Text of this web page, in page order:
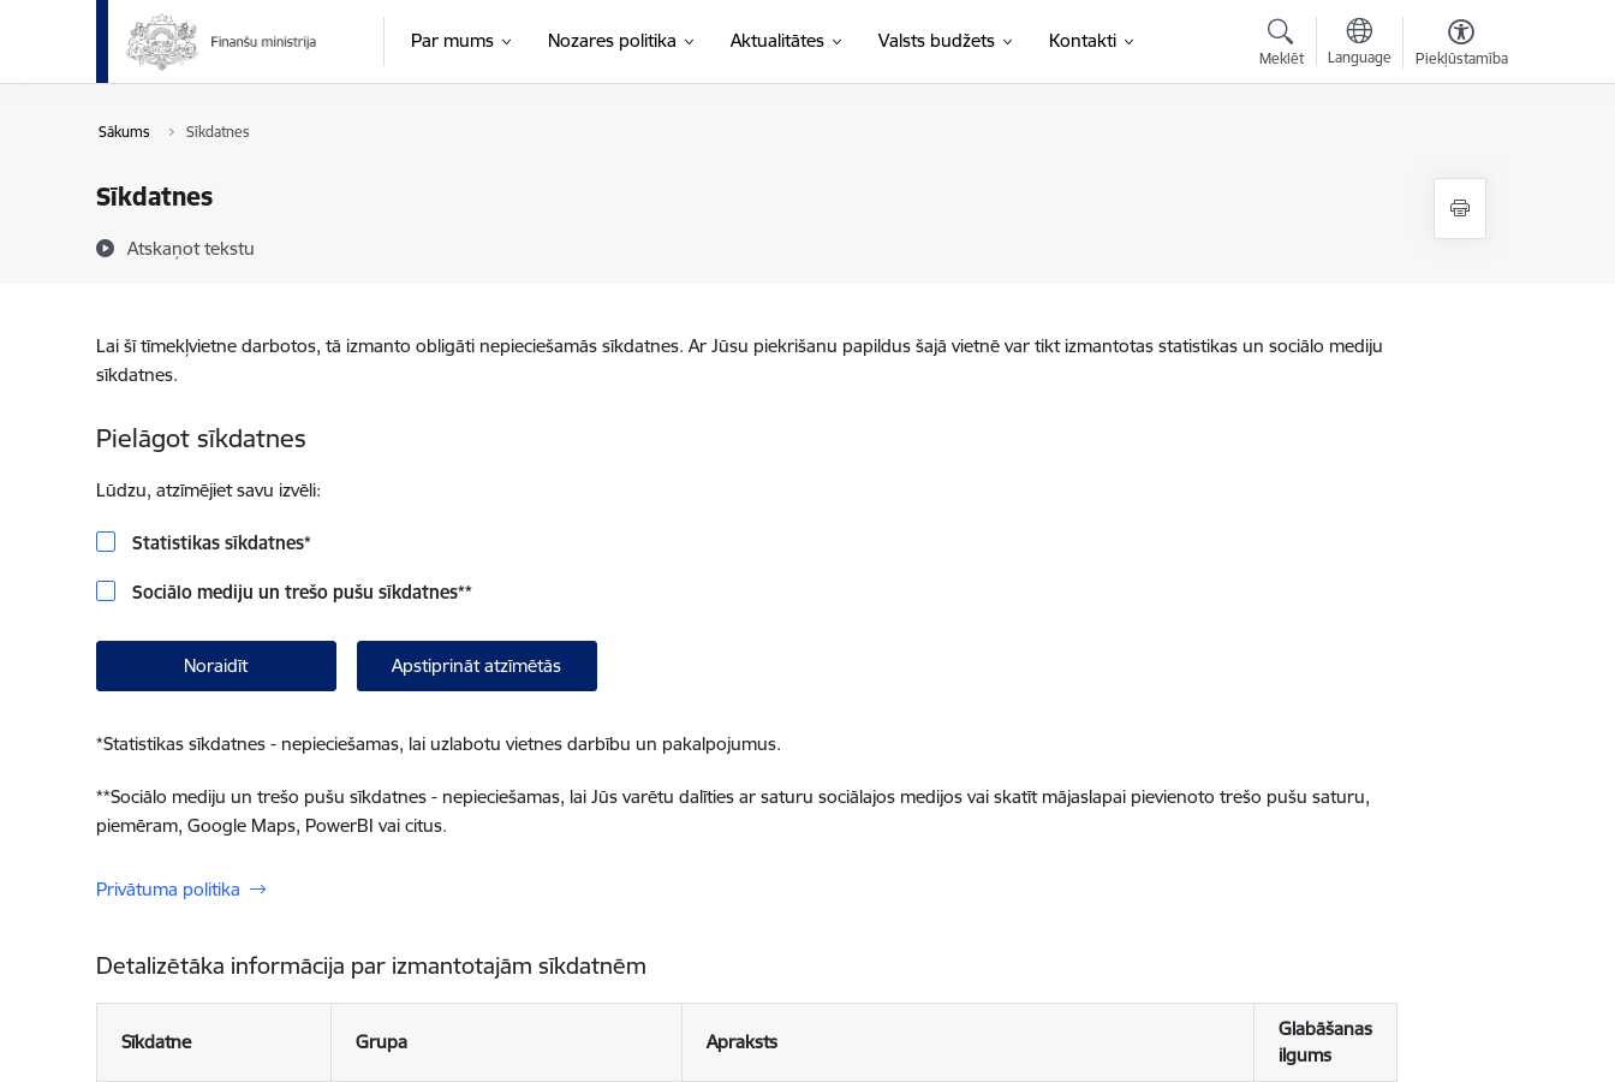
Pāriet uz lapas saturu
Par mums Nozares politika Aktualitātes Valsts budžets Kontakti
Meklēt Language Piekļūstamība
Sākums Sīkdatnes
Sīkdatnes
Atskaņot tekstu
Lai šī tīmekļvietne darbotos, tā izmanto obligāti nepieciešamās sīkdatnes. Ar Jūsu piekrišanu papildus šajā vietnē var tikt izmantotas statistikas un sociālo mediju
sīkdatnes.
Pielāgot sīkdatnes
Lūdzu, atzīmējiet savu izvēli:
Statistikas sīkdatnes*
Sociālo mediju un trešo pušu sīkdatnes**
Noraidīt Apstiprināt atzīmētās
*Statistikas sīkdatnes - nepieciešamas, lai uzlabotu vietnes darbību un pakalpojumus.
**Sociālo mediju un trešo pušu sīkdatnes - nepieciešamas, lai Jūs varētu dalīties ar saturu sociālajos medijos vai skatīt mājaslapai pievienoto trešo pušu saturu,
piemēram, Google Maps, PowerBI vai citus.
Privātuma politika
Detalizētāka informācija par izmantotajām sīkdatnēm
Sīkdatne Grupa Apraksts
Glabāšanas
ilgums